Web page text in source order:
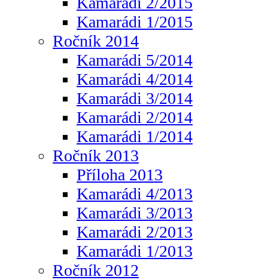
Kamarádi 1/2015
Ročník 2014
Kamarádi 5/2014
Kamarádi 4/2014
Kamarádi 3/2014
Kamarádi 2/2014
Kamarádi 1/2014
Ročník 2013
Příloha 2013
Kamarádi 4/2013
Kamarádi 3/2013
Kamarádi 2/2013
Kamarádi 1/2013
Ročník 2012